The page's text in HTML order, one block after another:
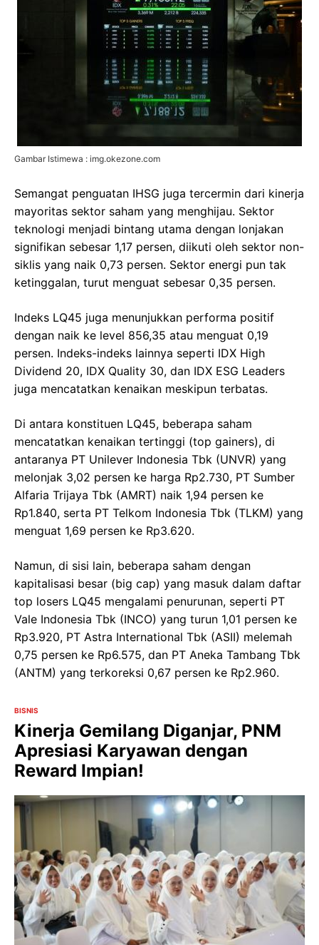
Gambar Istimewa : img.okezone.com
Semangat penguatan IHSG juga tercermin dari kinerja
mayoritas sektor saham yang menghijau. Sektor
teknologi menjadi bintang utama dengan lonjakan
signifikan sebesar 1,17 persen, diikuti oleh sektor non-
siklis yang naik 0,73 persen. Sektor energi pun tak
ketinggalan, turut menguat sebesar 0,35 persen.
Indeks LQ45 juga menunjukkan performa positif
dengan naik ke level 856,35 atau menguat 0,19
persen. Indeks-indeks lainnya seperti IDX High
Dividend 20, IDX Quality 30, dan IDX ESG Leaders
juga mencatatkan kenaikan meskipun terbatas.
Di antara konstituen LQ45, beberapa saham
mencatatkan kenaikan tertinggi (top gainers), di
antaranya PT Unilever Indonesia Tbk (UNVR) yang
melonjak 3,02 persen ke harga Rp2.730, PT Sumber
Alfaria Trijaya Tbk (AMRT) naik 1,94 persen ke
Rp1.840, serta PT Telkom Indonesia Tbk (TLKM) yang
menguat 1,69 persen ke Rp3.620.
Namun, di sisi lain, beberapa saham dengan
kapitalisasi besar (big cap) yang masuk dalam daftar
top losers LQ45 mengalami penurunan, seperti PT
Vale Indonesia Tbk (INCO) yang turun 1,01 persen ke
Rp3.920, PT Astra International Tbk (ASII) melemah
0,75 persen ke Rp6.575, dan PT Aneka Tambang Tbk
(ANTM) yang terkoreksi 0,67 persen ke Rp2.960.
BISNIS
Kinerja Gemilang Diganjar, PNM
Apresiasi Karyawan dengan
Reward Impian!